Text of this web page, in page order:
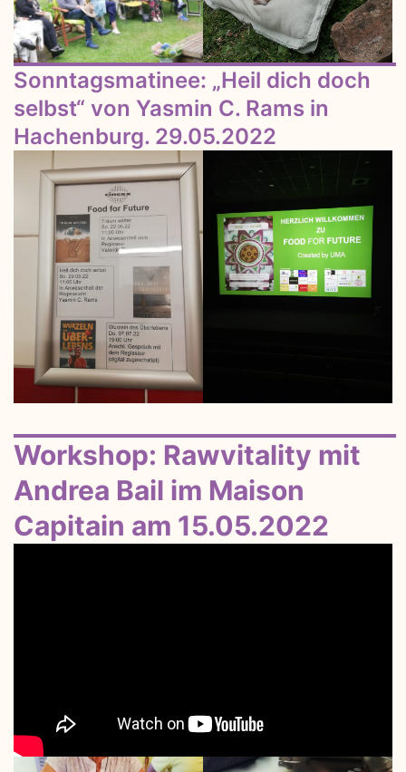
Sonntagsmatinee: „Heil dich doch
selbst“ von Yasmin C. Rams in
Hachenburg. 29.05.2022
Workshop: Rawvitality mit
Andrea Bail im Maison
Capitain am 15.05.2022